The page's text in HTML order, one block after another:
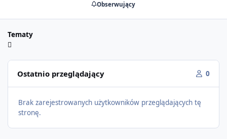
Obserwujący
Tematy
Ostatnio przeglądający 0
Brak zarejestrowanych użytkowników przeglądających tę
stronę.